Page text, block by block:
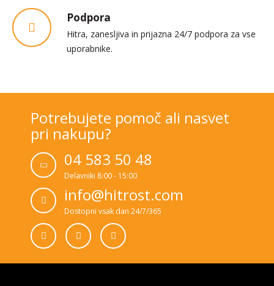
Podpora
Hitra, zanesljiva in prijazna 24/7 podpora za vse
uporabnike.
Potrebujete pomoč ali nasvet
pri nakupu?
04 583 50 48
Delavniki 8:00 - 15:00
info@hitrost.com
Dostopni vsak dan 24/7/365